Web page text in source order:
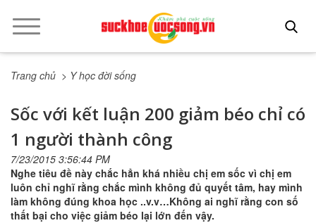
Trang chủ > Y học đời sống
Sốc với kết luận 200 giảm béo chỉ có
1 người thành công
7/23/2015 3:56:44 PM
Nghe tiêu đề này chắc hẳn khá nhiều chị em sốc vì chị em
luôn chỉ nghĩ rằng chắc mình không đủ quyết tâm, hay mình
làm không đúng khoa học ..v.v…Không ai nghĩ rằng con số
thất bại cho việc giảm béo lại lớn đến vậy.